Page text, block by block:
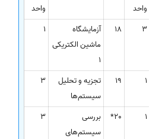
واحد
واحد
3
18
آزمایشگاه
ماشین الکتریکی
1
1
1
19
تجزیه و تحلیل
سیستم‌ها
3
1
20*
بررسی
سیستم‌های
3